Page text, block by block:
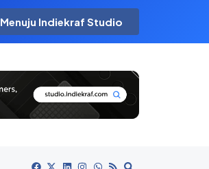
Menuju Indiekraf Studio